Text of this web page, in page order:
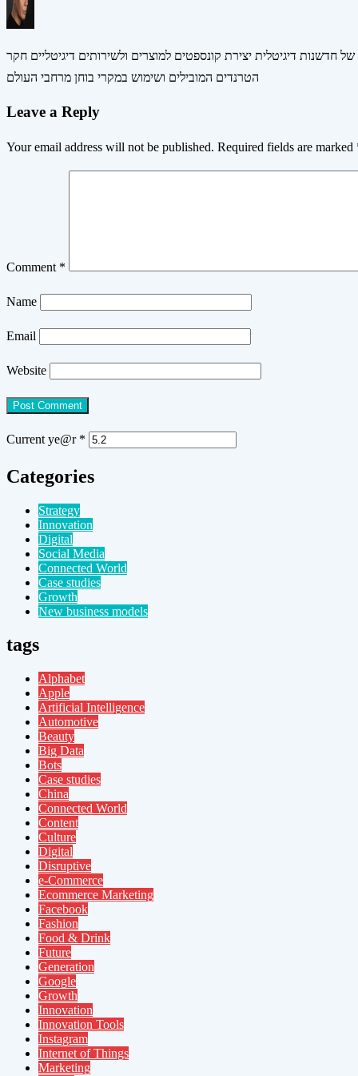
חדשנות דיגיטלית יצירת קונספטים למוצרים ולשירותים דיגיטליים חקר
הטרנדים המובילים ושימוש במקרי בוחן מרחבי העולם
Leave a Reply
Your email address will not be published. Required fields are marked
Comment *
Name
Email
Website
Current ye@r *
Categories
Strategy
Innovation
Digital
Social Media
Connected World
Case studies
Growth
New business models
tags
Alphabet
Apple
Artificial Intelligence
Automotive
Beauty
Big Data
Bots
Case studies
China
Connected World
Content
Culture
Digital
Disruptive
e-Commerce
Ecommerce Marketing
Facebook
Fashion
Food & Drink
Future
Generation
Google
Growth
Innovation
Innovation Tools
Instagram
Internet of Things
Marketing